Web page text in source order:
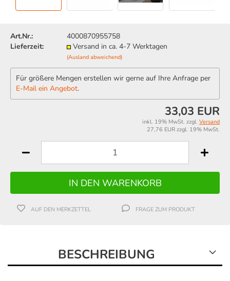
Art.Nr.:
4000870955758
Lieferzeit:
Versand in ca. 4-7 Werktagen
(Ausland abweichend)
Für größere Mengen erstellen wir gerne auf Ihre Anfrage per
E-Mail ein Angebot.
33,03 EUR
inkl. 19% MwSt. zzgl. Versand
27,76 EUR zzgl. 19% MwSt.
AUF DEN MERKZETTEL FRAGE ZUM PRODUKT
BESCHREIBUNG